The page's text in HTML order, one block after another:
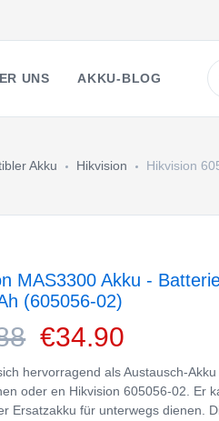
UNS AKKU-BLOG
Akku Hikvision Hikvision
MAS3300 Akku -
(605056-02)
€34.90
hervorragend als Austausch-
oder en Hikvision 605056-02. Er
Ersatzakku für unterwegs dienen.